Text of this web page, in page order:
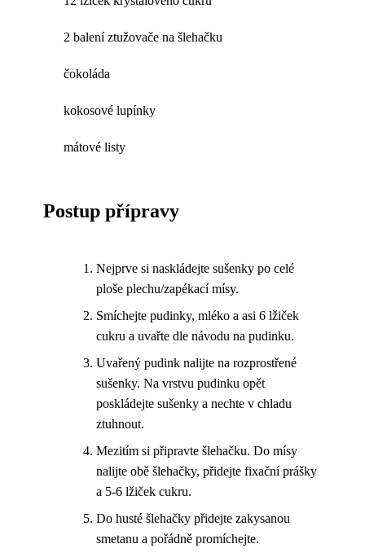
2 balení ztužovače na šlehačku
čokoláda
kokosové lupínky
mátové listy
Postup přípravy
Nejprve si naskládejte sušenky po celé
ploše plechu/zapékací mísy.
Smíchejte pudinky, mléko a asi 6 lžiček
cukru a uvařte dle návodu na pudinku.
Uvařený pudink nalijte na rozprostřené
sušenky. Na vrstvu pudinku opět
poskládejte sušenky a nechte v chladu
ztuhnout.
Mezitím si připravte šlehačku. Do mísy
nalijte obě šlehačky, přidejte fixační prášky
a 5-6 lžiček cukru.
Do husté šlehačky přidejte zakysanou
smetanu a pořádně promíchejte.